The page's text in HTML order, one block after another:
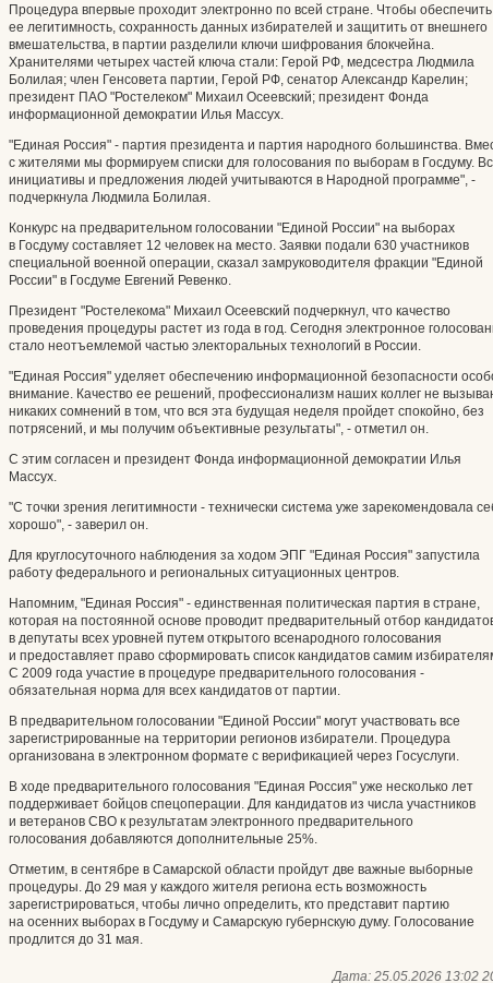
Процедура впервые проходит электронно по всей стране. Чтобы обеспечить
ее легитимность, сохранность данных избирателей и защитить от внешнего
вмешательства, в партии разделили ключи шифрования блокчейна.
Хранителями четырех частей ключа стали: Герой РФ, медсестра Людмила
Болилая; член Генсовета партии, Герой РФ, сенатор Александр Карелин;
президент ПАО "Ростелеком" Михаил Осеевский; президент Фонда
информационной демократии Илья Массух.
"Единая Россия" - партия президента и партия народного большинства.
с жителями мы формируем списки для голосования по выборам в Госдуму.
инициативы и предложения людей учитываются в Народной программе", -
подчеркнула Людмила Болилая.
Конкурс на предварительном голосовании "Единой России" на выборах
в Госдуму составляет 12 человек на место. Заявки подали 630 участников
специальной военной операции, сказал замруководителя фракции "Единой
России" в Госдуме Евгений Ревенко.
Президент "Ростелекома" Михаил Осеевский подчеркнул, что качество
проведения процедуры растет из года в год. Сегодня электронное
стало неотъемлемой частью электоральных технологий в России.
"Единая Россия" уделяет обеспечению информационной безопасности
внимание. Качество ее решений, профессионализм наших коллег не
никаких сомнений в том, что вся эта будущая неделя пройдет спокойно, без
потрясений, и мы получим объективные результаты", - отметил он.
С этим согласен и президент Фонда информационной демократии Илья
Массух.
"С точки зрения легитимности - технически система уже зарекомендовала
хорошо", - заверил он.
Для круглосуточного наблюдения за ходом ЭПГ "Единая Россия" запустила
работу федерального и региональных ситуационных центров.
Напомним, "Единая Россия" - единственная политическая партия в стране,
которая на постоянной основе проводит предварительный отбор
в депутаты всех уровней путем открытого всенародного голосования
и предоставляет право сформировать список кандидатов самим
С 2009 года участие в процедуре предварительного голосования -
обязательная норма для всех кандидатов от партии.
В предварительном голосовании "Единой России" могут участвовать все
зарегистрированные на территории регионов избиратели. Процедура
организована в электронном формате с верификацией через Госуслуги.
В ходе предварительного голосования "Единая Россия" уже несколько лет
поддерживает бойцов спецоперации. Для кандидатов из числа участников
и ветеранов СВО к результатам электронного предварительного
голосования добавляются дополнительные 25%.
Отметим, в сентябре в Самарской области пройдут две важные выборные
процедуры. До 29 мая у каждого жителя региона есть возможность
зарегистрироваться, чтобы лично определить, кто представит партию
на осенних выборах в Госдуму и Самарскую губернскую думу. Голосование
продлится до 31 мая.
Дата: 25.05.2026 13:02